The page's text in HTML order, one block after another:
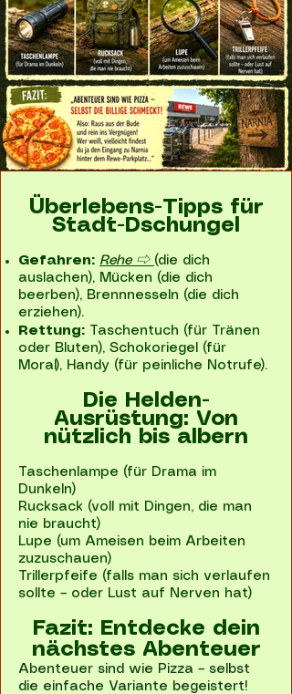
Überlebens-Tipps für
Stadt-Dschungel
Gefahren: Rehe ⇨ (die dich
auslachen), Mücken (die dich
beerben), Brennnesseln (die dich
erziehen).
Rettung:
Taschentuch (für Tränen
oder Bluten), Schokoriegel (für
Moral), Handy (für peinliche Notrufe).
Die Helden-
Ausrüstung: Von
nützlich bis albern
Taschenlampe (für Drama im
Dunkeln)
Rucksack (voll mit Dingen, die man
nie braucht)
Lupe (um Ameisen beim Arbeiten
zuzuschauen)
Trillerpfeife (falls man sich verlaufen
sollte – oder Lust auf Nerven hat)
Fazit: Entdecke dein
nächstes Abenteuer
Abenteuer sind wie Pizza – selbst
die einfache Variante begeistert!